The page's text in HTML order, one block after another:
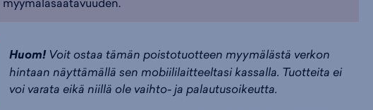
ia ä
Huom!Voit ostaa tämän poistotuotteen myymälästä verkon
hintaan näyttämällä sen mobiililaitteeltasi kassalla. Tuotteita ei
voi varata eikä niillä ole vaihto- ja palautusoikeutta.